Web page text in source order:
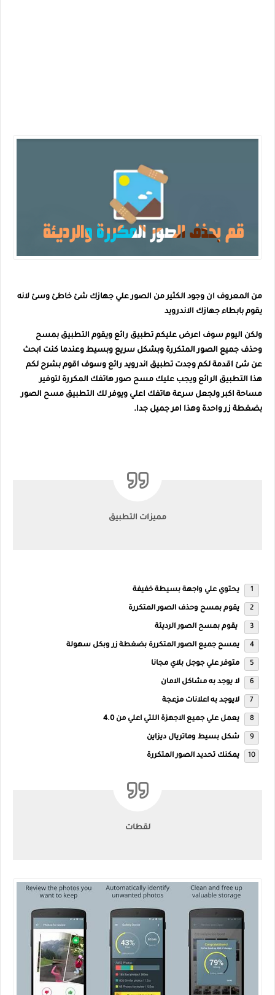
من المعروف ان وجود الكثير من الصور علي جهازك شئ خاطئ وسئ لانه
يقوم بابطاء جهازك الاندرويد
ولكن اليوم سوف اعرض عليكم تطبيق رائع ويقوم التطبيق بمسح
وحذف جميع الصور المتكررة وبشكل سريع وبسيط وعندما كنت ابحث
عن شئ اقدمة لكم وجدت تطبيق اندرويد رائع وسوف اقوم بشرح لكم
هذا التطبيق الرائع ويجب عليك مسح صور هاتفك المكررة لتوفير
مساحة اكبر ولجعل سرعة هاتفك اعلي ويوفر لك التطبيق مسح الصور
بضغطة زر واحدة وهذا امر جميل جدا.
مميزات التطبيق
يحتوي علي واجهة بسيطة خفيفة
يقوم بمسح وحذف الصور المتكررة
يقوم بمسح الصور الرديئة
يمسح جميع الصور المتكررة بضغطة زر وبكل سهولة
متوفر علي جوجل بلاي مجانا
لا يوجد به مشاكل الامان
لايوجد به اعلانات مزعجة
يعمل علي جميع الاجهزة اللتي اعلي من 4.0
شكل بسيط وماتريال ديزاين
يمكنك تحديد الصور المتكررة
لقطات